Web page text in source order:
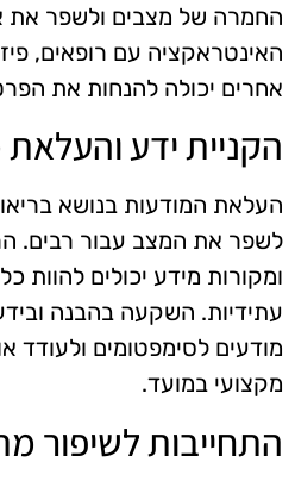
החמרה של מצבים ולשפר את
האינטראקציה עם רופאים,
אחרים יכולה להנחות את
הקניית ידע
העלאת המודעות בנושא
לשפר את המצב עבור רבים.
ומקורות מידע יכולים להוות
עתידיות. השקעה בהבנה
מודעים לסימפטומים ולעודד
מקצועי במועד.
התחייבות לשיפור